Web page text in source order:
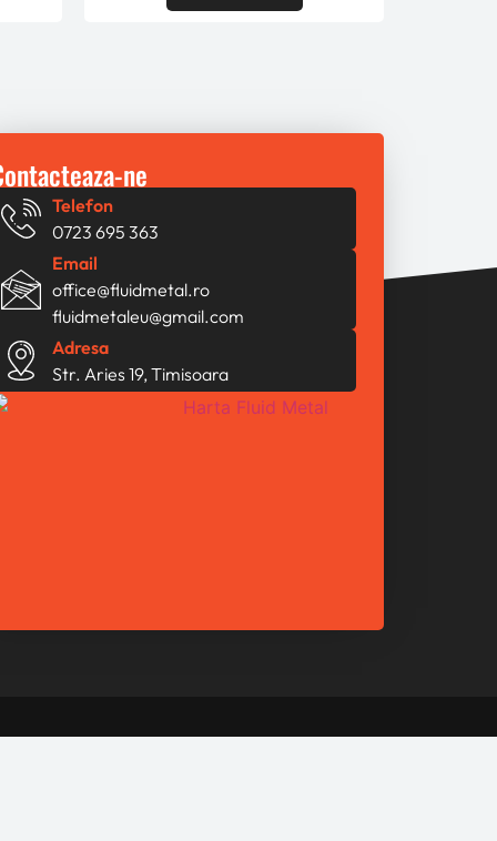
ne
Telefon
0723 695 363
Email
office@fluidmetal.ro
fluidmetaleu@gmail.com
Adresa
Str. Aries 19, Timisoara